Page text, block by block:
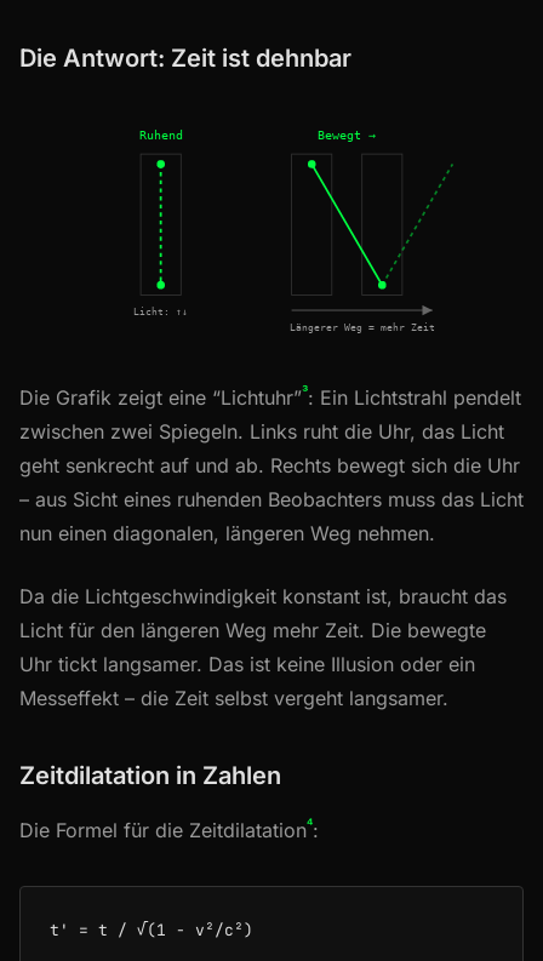
Die Antwort: Zeit ist dehnbar
Ruhend
Licht: ↑↓
Bewegt →
Längerer Weg = mehr Zeit
Die Grafik zeigt eine “Lichtuhr”³: Ein Lichtstrahl pendelt
zwischen zwei Spiegeln. Links ruht die Uhr, das Licht
geht senkrecht auf und ab. Rechts bewegt sich die Uhr
– aus Sicht eines ruhenden Beobachters muss das Licht
nun einen diagonalen, längeren Weg nehmen.
Da die Lichtgeschwindigkeit konstant ist, braucht das
Licht für den längeren Weg mehr Zeit. Die bewegte
Uhr tickt langsamer. Das ist keine Illusion oder ein
Messeffekt – die Zeit selbst vergeht langsamer.
Zeitdilatation in Zahlen
Die Formel für die Zeitdilatation⁴: